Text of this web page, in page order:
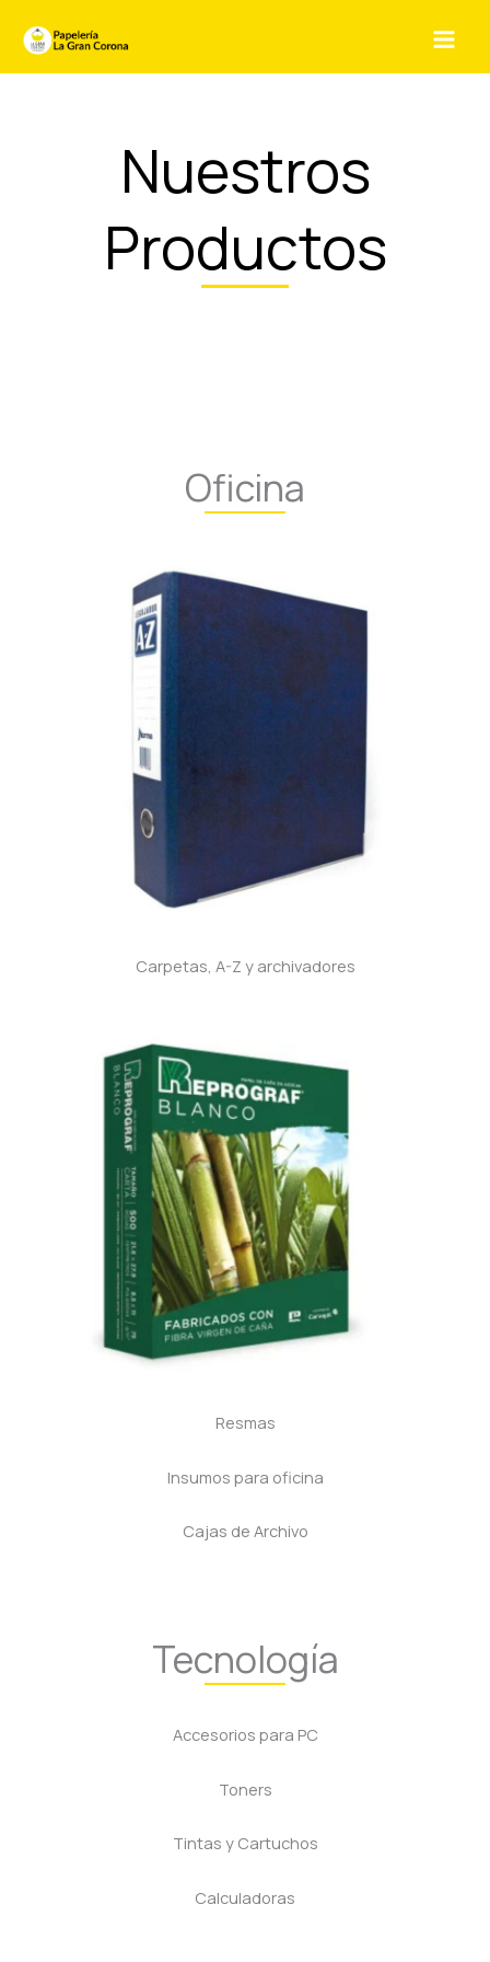
contenido
Nuestros
Productos
Oficina
Carpetas, A-Z y archivadores
Resmas
Insumos para oficina
Cajas de Archivo
Tecnología
Accesorios para PC
Toners
Tintas y Cartuchos
Calculadoras